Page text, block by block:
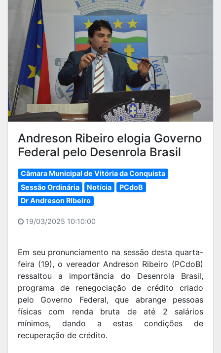
Andreson Ribeiro elogia Governo
Federal pelo Desenrola Brasil
Câmara Municipal de Vitória da Conquista
Sessão Ordinária
Notícia
PCdoB
Dr Andreson Ribeiro
19/03/2025 10:10:00
Em seu pronunciamento na sessão desta quarta-
feira (19), o vereador Andreson Ribeiro (PCdoB)
ressaltou a importância do Desenrola Brasil,
programa de renegociação de crédito criado
pelo Governo Federal, que abrange pessoas
físicas com renda bruta de até 2 salários
mínimos, dando a estas condições de
recuperação de crédito.